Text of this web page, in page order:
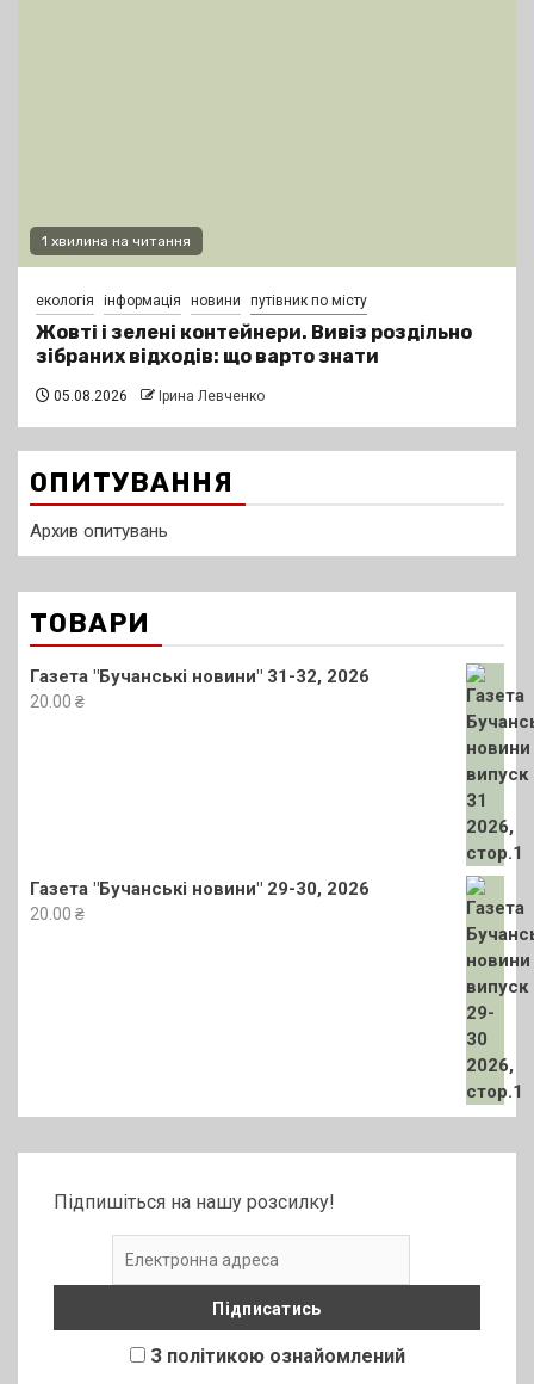
1 хвилина на читання
екологія інформація новини путівник по місту
Жовті і зелені контейнери. Вивіз роздільно
зібраних відходів: що варто знати
05.08.2026 Ірина Левченко
ОПИТУВАННЯ
Архив опитувань
ТОВАРИ
Газета "Бучанські новини" 31-32, 2026
20.00 ₴
Газета "Бучанські новини" 29-30, 2026
20.00 ₴
Підпишіться на нашу розсилку!
З політикою ознайомлений